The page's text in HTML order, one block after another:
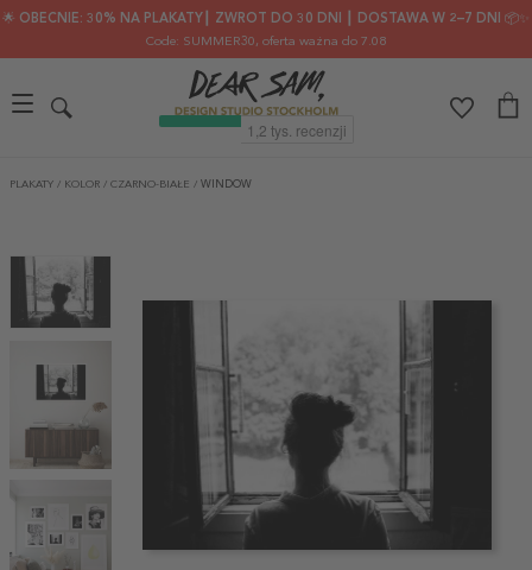
🌟 OBECNIE: 30% NA PLAKATY┃ ZWROT DO 30 DNI ┃ DOSTAWA W 2–7 DNI 📦✨
Code: SUMMER30, oferta ważna do 7.08
PLAKATY / KOLOR / CZARNO-BIAŁE / WINDOW